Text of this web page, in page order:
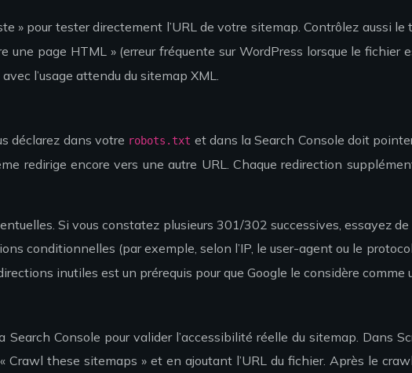
» pour tester directement l’URL de votre sitemap. Contrôlez aussi
page HTML » (erreur fréquente sur WordPress lorsque le fichier
l’usage attendu du sitemap XML.
déclarez dans votre robots.txt et dans la Search Console doit
redirige encore vers une autre URL. Chaque redirection
Si vous constatez plusieurs 301/302 successives, essayez
conditionnelles (par exemple, selon l’IP, le user-agent ou le
inutiles est un prérequis pour que Google le considère comme
Console pour valider l’accessibilité réelle du sitemap. Dans
Crawl these sitemaps » et en ajoutant l’URL du fichier. Après le